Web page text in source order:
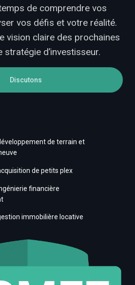
de comprendre vos
vos défis et votre réalité.
vision claire des prochaines
d’investisseur.
Discutons
de terrain et
de petits plex
financière
immobilière locative